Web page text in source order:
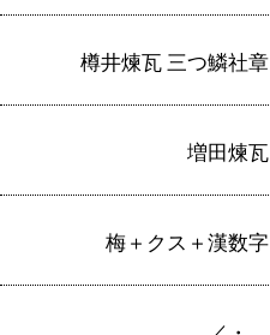
樽井煉瓦 三つ鱗社章
増田煉瓦
梅＋クス＋漢数字